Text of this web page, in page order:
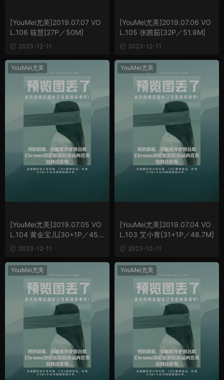
[YouMei尤美]2019.07.07 VO
L.106 筱慧[27P／50M]
2023-12-11
[YouMei尤美]2019.07.06 VO
L.105 张茜茹[32P／51.8M]
2023-12-11
YouMei尤美
[YouMei尤美]2019.07.05 VO
L.104 黄金宝儿[30+1P／45.2
M] 2023-12-11
YouMei尤美
[YouMei尤美]2019.07.04 VO
L.103 艾小青[31+1P／48.7M]
2023-12-11
YouMei尤美 YouMei尤美